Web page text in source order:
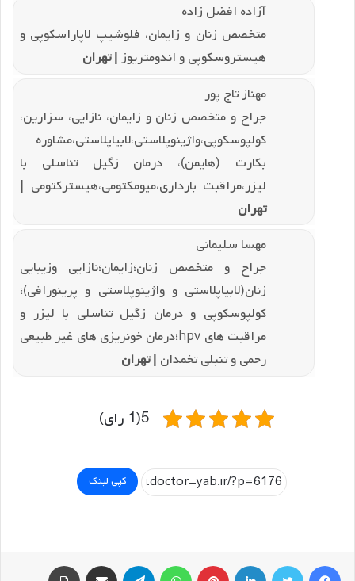
آزاده افضل زاده
متخصص زنان و زایمان، فلوشیپ لاپاراسکوپی و
هیستروسکوپی و اندومتریوز| تهران
مهناز تاج پور
جراح و متخصص زنان و زایمان، نازایی، سزارین،
کولپوسکوپی،واژینوپلاستی،لابیاپلاستی،مشاوره
بکارت (هایمن)، درمان زگیل تناسلی با
لیزر،مراقبت بارداری،میومکتومی،هیسترکتومی |
تهران
مهسا سلیمانی
جراح و متخصص زنان؛زایمان؛نازایی و‌زیبایی
زنان(لابیاپلاستی و‌ واژینوپلاستی و پرینورافی)؛
کولپوسکوپی و درمان زگیل تناسلی با لیزر و
مراقبت های hpv؛درمان خونریزی های غیر طبیعی
رحمی و تنبلی تخمدان | تهران
5(1 رای)
کپی لینک
فیسبوک توییتر لینکداین پینتریست تلگرام اشتراک گذاری با ایمیل